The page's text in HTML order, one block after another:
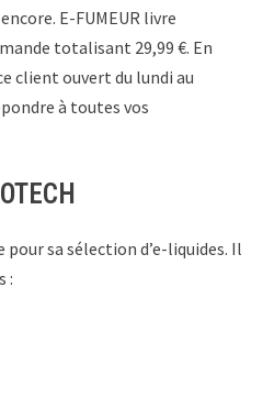
E-FUMEUR livre
totalisant 29,99 €. En
client ouvert du lundi au
à toutes vos
sa sélection d’e-liquides. Il
: